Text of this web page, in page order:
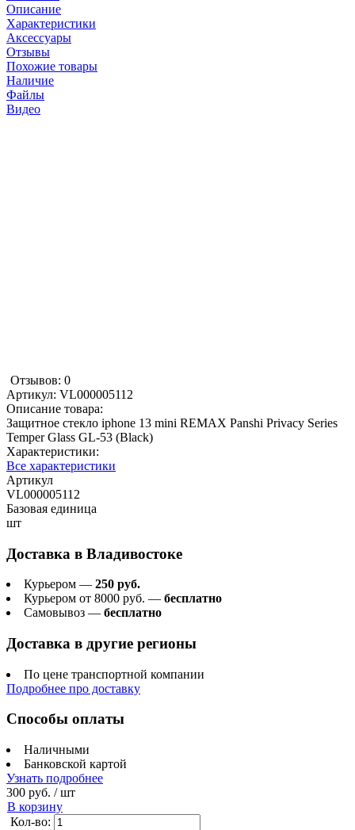
Описание
Характеристики
Аксессуары
Отзывы
Похожие товары
Наличие
Файлы
Видео
Отзывов: 0
Артикул: VL000005112
Описание товара:
Защитное стекло iphone 13 mini REMAX Panshi Privacy Series
Temper Glass GL-53 (Black)
Характеристики:
Все характеристики
Артикул
VL000005112
Базовая единица
шт
Доставка в Владивостоке
Курьером — 250 руб.
Курьером от 8000 руб. — бесплатно
Самовывоз — бесплатно
Доставка в другие регионы
По цене транспортной компании
Подробнее про доставку
Способы оплаты
Наличными
Банковской картой
Узнать подробнее
300 руб. / шт
В корзину
Кол-во: